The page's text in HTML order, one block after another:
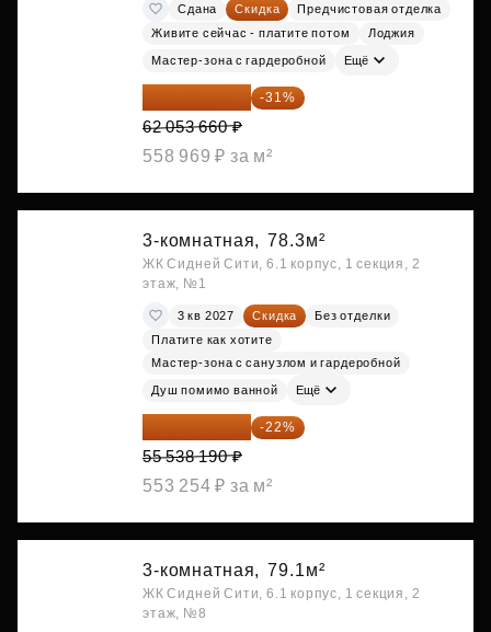
Сдана Скидка
Предчистовая отделка
Живите сейчас - платите потом
Лоджия
Мастер-зона с гардеробной Ещё
42 817 025 ₽ -31%
62 053 660 ₽
558 969 ₽ за м²
3-комнатная, 78.3м²
ЖК Сидней Сити, 6.1 корпус, 1 секция, 2
этаж, №1
3 кв 2027 Скидка
Без отделки
Платите как хотите
Мастер-зона с санузлом и гардеробной
Душ помимо ванной Ещё
43 319 788 ₽ -22%
55 538 190 ₽
553 254 ₽ за м²
3-комнатная, 79.1м²
ЖК Сидней Сити, 6.1 корпус, 1 секция, 2
этаж, №8